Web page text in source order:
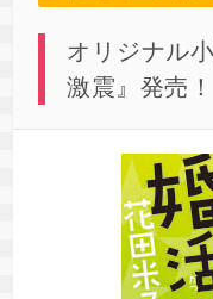
オリジナル
激震』発売！